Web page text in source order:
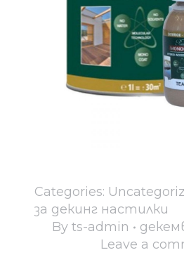
Categories:
за декинг настилки
By ts-admin
Leave a